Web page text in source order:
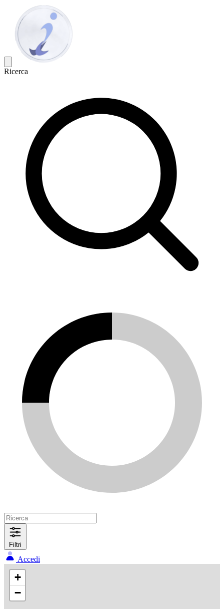
Ricerca
Filtri
Accedi
+
−